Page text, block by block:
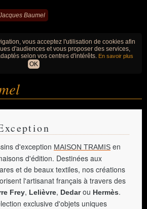
Baumel
vous acceptez l'utilisation de cookies afin
d'audiences et vous proposer des services,
selon vos centres d'intérêts. En savoir plus
OK
d'exception MAISON TRAMIS en
d'édition. Destinées aux
et de beaux textiles, nos créations
l'artisanat français à travers des
Frey, Lelièvre, Dedarou Hermès.
exclusive d'objets uniques